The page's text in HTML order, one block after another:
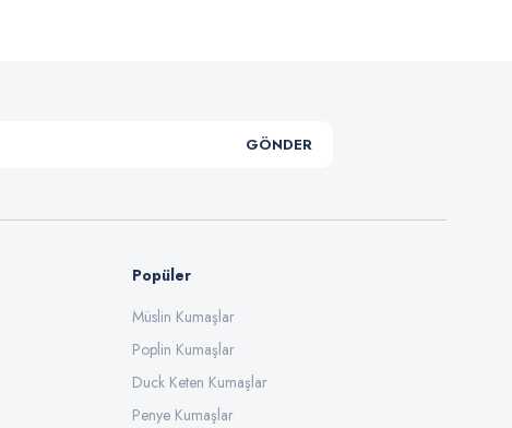
GÖNDER
Popüler
Müslin Kumaşlar
Poplin Kumaşlar
Duck Keten Kumaşlar
Penye Kumaşlar